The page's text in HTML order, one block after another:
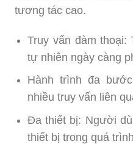
tương tác cao.
Truy vấn đàm
tự nhiên ngày càng
Hành trình đa
nhiều truy vấn liên
Đa thiết bị: Người
thiết bị trong quá